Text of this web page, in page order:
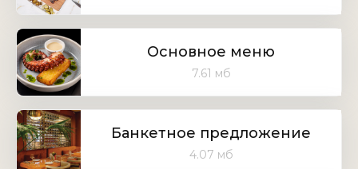
Основное меню
7.61 мб
Банкетное предложение
4.07 мб